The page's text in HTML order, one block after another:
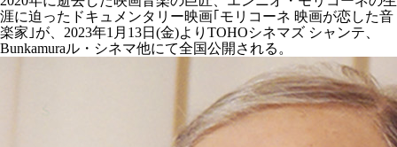
涯に迫ったドキュメンタリー映画｢モリコーネ 映画が恋した音
楽家｣が、2023年1月13日(金)よりTOHOシネマズ シャンテ、
Bunkamuraル・シネマ他にて全国公開される。